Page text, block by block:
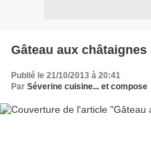
Gâteau aux châtaignes
Publié le 21/10/2013 à 20:41
Par Séverine cuisine... et compose